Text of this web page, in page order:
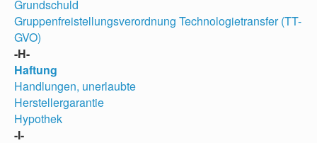
Grundschuld
Gruppenfreistellungsverordnung Technologietransfer (TT-
GVO)
-H-
Haftung
Handlungen, unerlaubte
Herstellergarantie
Hypothek
-I-